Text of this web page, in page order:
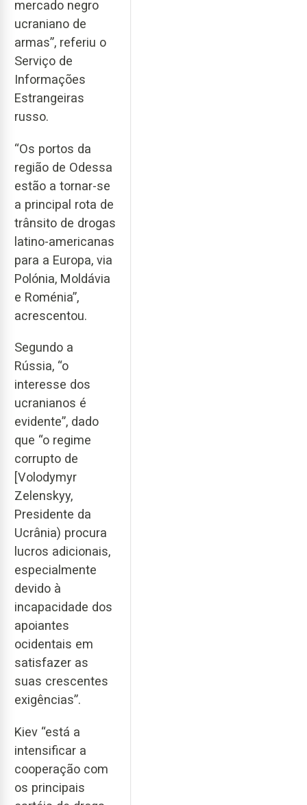
mercado negro
ucraniano de
armas”, referiu o
Serviço de
Informações
Estrangeiras
russo.
“Os portos da
região de Odessa
estão a tornar-se
a principal rota de
trânsito de drogas
latino-americanas
para a Europa, via
Polónia, Moldávia
e Roménia”,
acrescentou.
Segundo a
Rússia, “o
interesse dos
ucranianos é
evidente”, dado
que “o regime
corrupto de
[Volodymyr
Zelenskyy,
Presidente da
Ucrânia) procura
lucros adicionais,
especialmente
devido à
incapacidade dos
apoiantes
ocidentais em
satisfazer as
suas crescentes
exigências”.
Kiev “está a
intensificar a
cooperação com
os principais